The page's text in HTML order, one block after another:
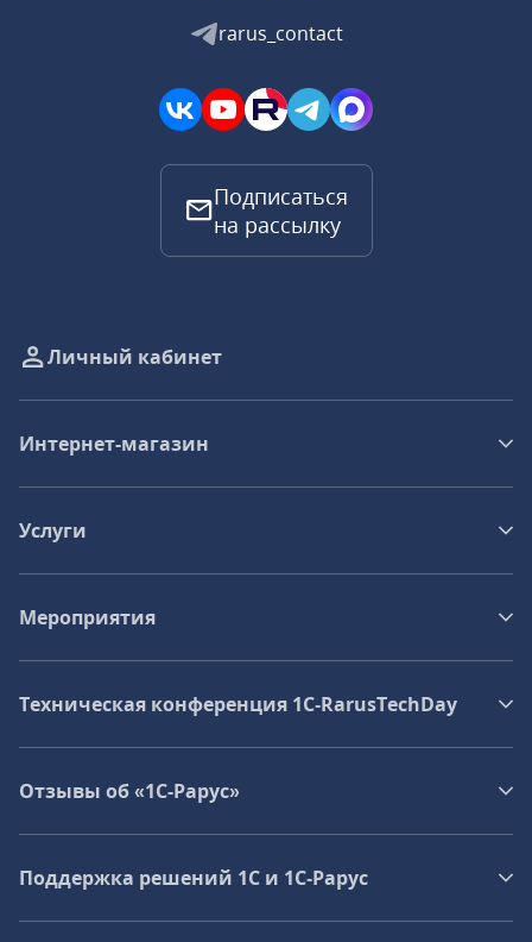
rarus_contact
Подписаться
на рассылку
Личный кабинет
Интернет-магазин
Услуги
Мероприятия
Техническая конференция 1C‑RarusTechDay
Отзывы об «1С-Рарус»
Поддержка решений 1С и 1С‑Рарус